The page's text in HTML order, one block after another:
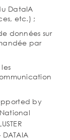
DataIA
etc.) ;
données sur
par
by